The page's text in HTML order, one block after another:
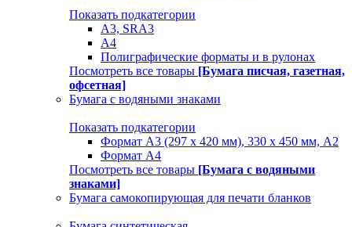
Показать подкатегории
А3, SRA3
А4
Полиграфические форматы и в рулонах
Посмотреть все товары [Бумага писчая, газетная,
офсетная]
Бумага с водяными знаками
Показать подкатегории
Формат А3 (297 х 420 мм), 330 х 450 мм, А2
Формат А4
Посмотреть все товары [Бумага с водяными
знаками]
Бумага самокопирующая для печати бланков